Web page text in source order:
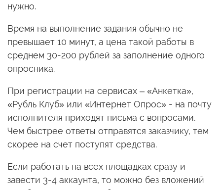
нужно.
Время на выполнение задания обычно не
превышает 10 минут, а цена такой работы в
среднем 30-200 рублей за заполнение одного
опросника.
При регистрации на сервисах – «Анкетка»,
«Рубль Клуб» или «Интернет Опрос» - на почту
исполнителя приходят письма с вопросами.
Чем быстрее ответы отправятся заказчику, тем
скорее на счет поступят средства.
Если работать на всех площадках сразу и
завести 3-4 аккаунта, то можно без вложений